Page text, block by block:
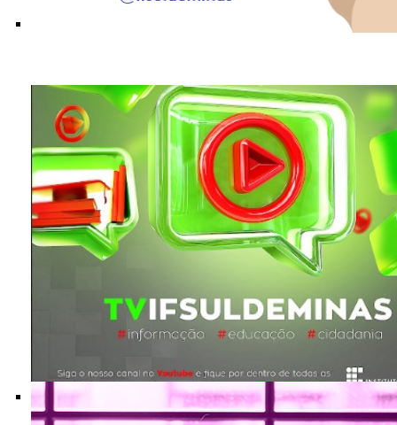
Nossas produções audiovisuais a um clique